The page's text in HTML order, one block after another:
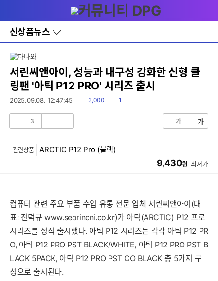
와
홈
신상품뉴스
바
로
레
이
어
토
서린씨앤아이, 성능과 내구성 강화한 신형 쿨
링팬 '아틱 P12 PRO' 시리즈 출시
2025.09.08. 12:47:45
읽
3,000
댓1
3 가 가
관련상품 ARCTIC P12 Pro (블랙)
9,430원 최저가
컴퓨터 관련 주요 부품 수입 유통 전문 업체 서린씨앤아이(대
표: 전덕규www.seorincni.co.kr)가 아틱(ARCTIC) P12 프로
시리즈를 정식 출시했다. 아틱 P12 시리즈는 각각 아틱 P12 PR
O, 아틱 P12 PRO PST BLACK/WHITE, 아틱 P12 PRO PST B
LACK 5PACK, 아틱 P12 PRO PST CO BLACK 총 5가지 구
성으로 출시된다.